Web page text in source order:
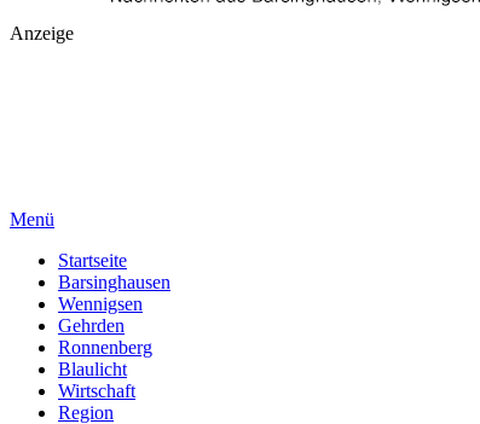
Anzeige
Menü
Startseite
Barsinghausen
Wennigsen
Gehrden
Ronnenberg
Blaulicht
Wirtschaft
Region